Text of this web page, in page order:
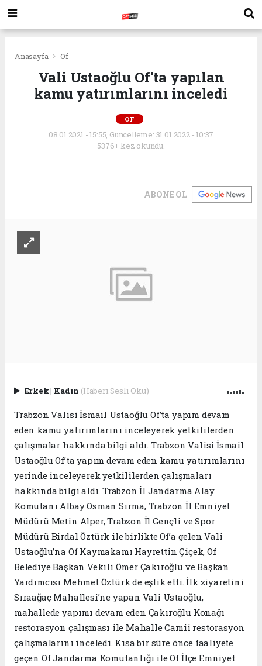
Anasayfa Of
Vali Ustaoğlu Of'ta yapılan
kamu yatırımlarını inceledi
OF
08.01.2021 - 15:55, Güncelleme: 31.01.2022 - 10:37
5376+ kez okundu.
ABONE OL
Erkek| Kadın (Haberi Sesli Oku)
Trabzon Valisi İsmail Ustaoğlu Of’ta yapım devam
eden kamu yatırımlarını inceleyerek yetkililerden
çalışmalar hakkında bilgi aldı. Trabzon Valisi İsmail
Ustaoğlu Of’ta yapım devam eden kamu yatırımlarını
yerinde inceleyerek yetkililerden çalışmaları
hakkında bilgi aldı. Trabzon İl Jandarma Alay
Komutanı Albay Osman Sırma, Trabzon İl Emniyet
Müdürü Metin Alper, Trabzon İl Gençli ve Spor
Müdürü Birdal Öztürk ile birlikte Of’a gelen Vali
Ustaoğlu’na Of Kaymakamı Hayrettin Çiçek, Of
Belediye Başkan Vekili Ömer Çakıroğlu ve Başkan
Yardımcısı Mehmet Öztürk de eşlik etti. İlk ziyaretini
Sıraağaç Mahallesi’ne yapan Vali Ustaoğlu,
mahallede yapımı devam eden Çakıroğlu Konağı
restorasyon çalışması ile Mahalle Camii restorasyon
çalışmalarını inceledi. Kısa bir süre önce faaliyete
geçen Of Jandarma Komutanlığı ile Of İlçe Emniyet